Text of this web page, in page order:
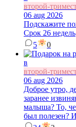
второй-
06 aug 2026
Подскажите
Срок 26 недель
5
0
в
второй-
06 aug 2026
Доброе утро,
заранее
малыша? То,
был полезен?